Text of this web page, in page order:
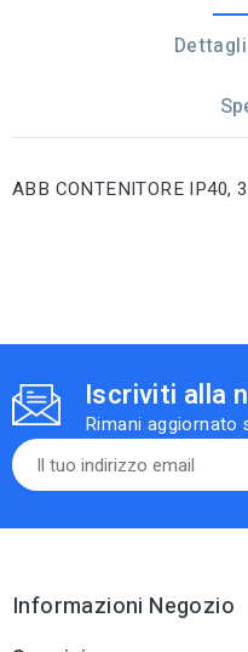
ABB CONTENITORE IP40,
Iscriviti alla
Rimani
Informazioni Negozio